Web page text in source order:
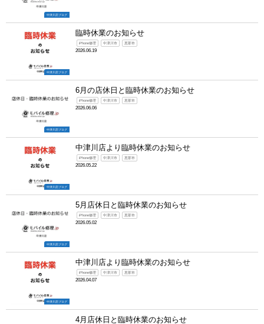
中津川店ブログ
中津川店ブログ
臨時休業のお知らせ
iPhone修理 中津川市 恵那市
2026.06.19
中津川店ブログ
6月の店休日と臨時休業のお知らせ
iPhone修理 中津川市 恵那市
2026.06.06
中津川店ブログ
中津川店より臨時休業のお知らせ
iPhone修理 中津川市 恵那市
2026.05.22
中津川店ブログ
5月店休日と臨時休業のお知らせ
iPhone修理 中津川市 恵那市
2026.05.02
中津川店ブログ
中津川店より臨時休業のお知らせ
iPhone修理 中津川市 恵那市
2026.04.07
4月店休日と臨時休業のお知らせ